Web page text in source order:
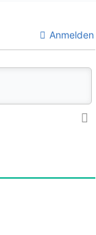
Anmelden